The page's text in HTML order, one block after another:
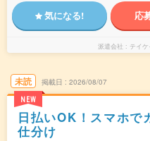
気になる! 応
派遣会社 テイ
未読
NEW
掲載日 2026/08/07
日払いOK！スマホで
仕分け